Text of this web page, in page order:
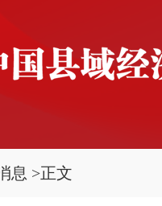
息 >正文